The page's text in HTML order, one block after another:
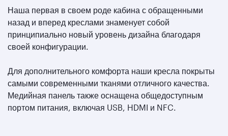
Наша первая в своем роде кабина с обращенными
назад и вперед креслами знаменует собой
принципиально новый уровень дизайна благодаря
своей конфигурации.
Для дополнительного комфорта наши кресла покрыты
самыми современными тканями отличного качества.
Медийная панель также оснащена общедоступным
портом питания, включая USB, HDMI и NFC.